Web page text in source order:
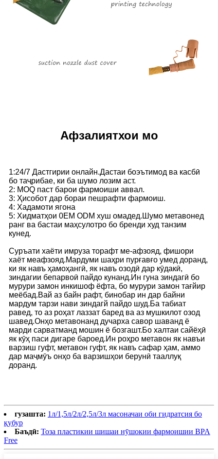
Афзалиятхои мо
1:24/7 Дастгирии онлайн.Дастаи боэътимод ва касбӣ
бо таҷрибае, ки ба шумо лозим аст.
2: MOQ паст барои фармоиши аввал.
3: Ҳисобот дар бораи пешрафти фармоиш.
4: Хадамоти ягона
5: Хидматҳои 0EM ODM хуш омадед.Шумо метавонед
ранг ва бастаи маҳсулотро бо бренди худ танзим
кунед.
Суръати хаёти имруза торафт ме-афзояд, фишори
хаёт меафзояд.Мардуми шаҳри пурғавғо умед доранд,
ки як навъ ҳамоҳангӣ, як навъ озодӣ дар кӯдакӣ,
зиндагии бепарвоӣ пайдо кунанд.Ин гуна зиндагӣ бо
мурури замон инкишоф ёфта, бо мурури замон тағйир
меёбад.Вай аз байн рафт, бинобар ин дар байни
мардум тарзи нави зиндагй пайдо шуд.Ба табиат
равед, то аз роҳат лаззат баред ва аз мушкилот озод
шавед.Онҳо метавонанд дучарха савор шаванд ё
марди сарватманд мошин ё бозгашт.Бо халтаи сайёҳӣ
як кӯҳ паси дигаре бароед.Ин роҳро метавон як навъи
варзиш гуфт, метавон гуфт, як навъ сафар ҳам, аммо
дар маҷмӯъ онҳо ба варзишҳои берунӣ тааллуқ
доранд.
гузашта: 1л/1,5л/2л/2,5л/3л масоначаи оби гидратсия бо
қубур
Баъдӣ: Тоза пластикии шишаи нӯшокии фармоишии BPA
Free